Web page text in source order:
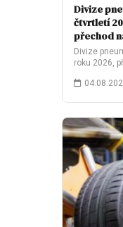
Divize
čtvrtletí
přechod
Divize
roku 2026,